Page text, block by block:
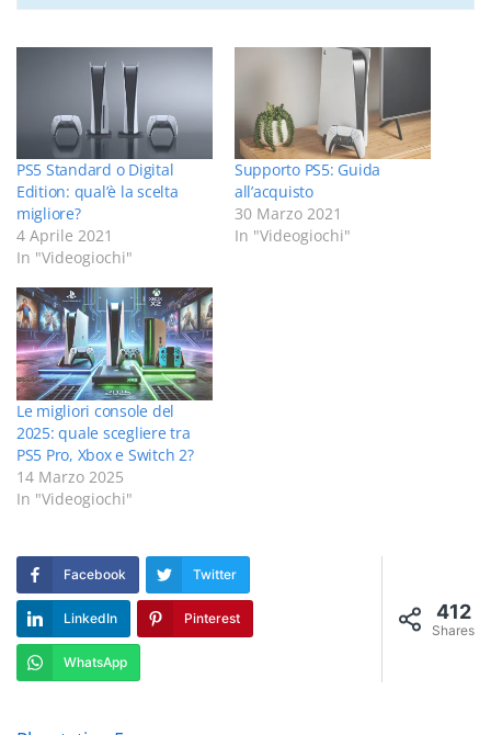
PS5 Standard o Digital
Edition: qual’è la scelta
migliore?
4 Aprile 2021
In "Videogiochi"
Supporto PS5: Guida
all’acquisto
30 Marzo 2021
In "Videogiochi"
Le migliori console del
2025: quale scegliere tra
PS5 Pro, Xbox e Switch 2?
14 Marzo 2025
In "Videogiochi"
412
Shares
Facebook Twitter
LinkedIn Pinterest
WhatsApp